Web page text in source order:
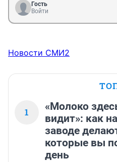
Гость
Войти
Новости СМИ2
1
«Молоко
видит»: как
заводе
которые вы
день